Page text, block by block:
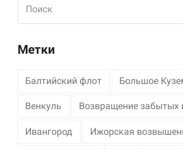
Метки
Балтийский флот Большое
Венкуль Возвращение забытых
Ивангород Ижорская